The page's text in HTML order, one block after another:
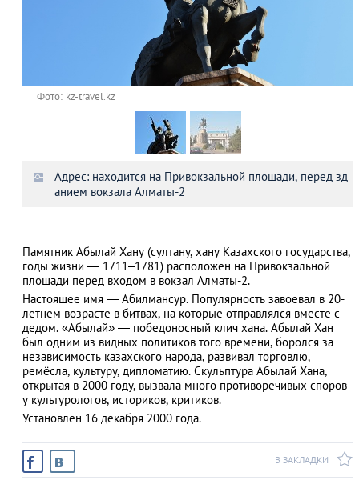
Фото: kz-travel.kz
Адрес: находится на Привокзальной площади, перед зд
анием вокзала Алматы-2
Памятник Абылай Хану (султану, хану Казахского государства,
годы жизни — 1711–1781) расположен на Привокзальной
площади перед входом в вокзал Алматы-2.
Настоящее имя — Абилмансур. Популярность завоевал в 20-
летнем возрасте в битвах, на которые отправлялся вместе с
дедом. «Абылай» — победоносный клич хана. Абылай Хан
был одним из видных политиков того времени, боролся за
независимость казахского народа, развивал торговлю,
ремёсла, культуру, дипломатию. Скульптура Абылай Хана,
открытая в 2000 году, вызвала много противоречивых споров
у культурологов, историков, критиков.
Установлен 16 декабря 2000 года.
В ЗАКЛАДКИ